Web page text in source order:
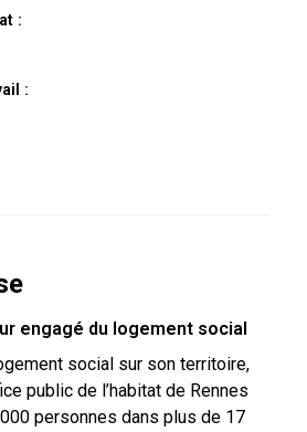
:
:
engagé du logement social
social sur son territoire,
public de l’habitat de Rennes
personnes dans plus de 17